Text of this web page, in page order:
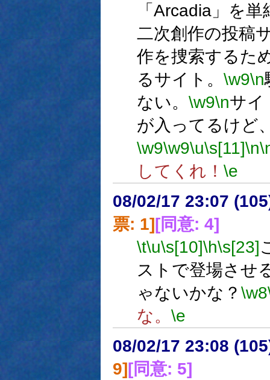
「Arcadia」を
二次創作の投稿
作を捜索するた
るサイト。 \w9\n
ない。 \w9\nサイ
が入ってるけど
\w9\w9\u\s[11]\n
してくれ！ \e
08/02/17 23:07
票: 1][同意: 4]
\t\u\s[10]\h\s[23]
ストで登場させ
ゃないかな？ \w8
な。 \e
08/02/17 23:08
9] [同意: 5]